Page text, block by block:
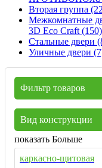
Вторая группа
Межкомнатные
3D Eco Craft (150)
Стальные двери
Уличные двери
Фильтр товаров
Вид конструкции
показать Больше
каркасно-щитовая